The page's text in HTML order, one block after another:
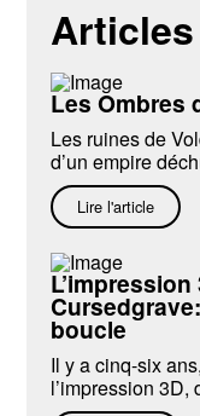
Les Ombres
Les ruines de
d’un empire
Lire l'article
boucle
Il y a cinq-six
l’impression 3D,